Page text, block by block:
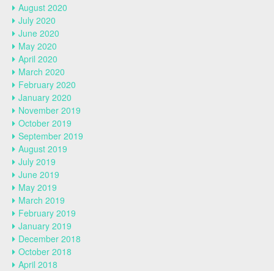
August 2020
July 2020
June 2020
May 2020
April 2020
March 2020
February 2020
January 2020
November 2019
October 2019
September 2019
August 2019
July 2019
June 2019
May 2019
March 2019
February 2019
January 2019
December 2018
October 2018
April 2018